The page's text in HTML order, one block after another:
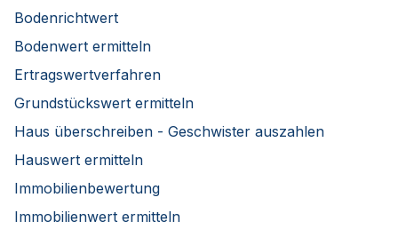
Bodenrichtwert
Bodenwert ermitteln
Ertragswertverfahren
Grundstückswert ermitteln
Haus überschreiben - Geschwister auszahlen
Hauswert ermitteln
Immobilienbewertung
Immobilienwert ermitteln